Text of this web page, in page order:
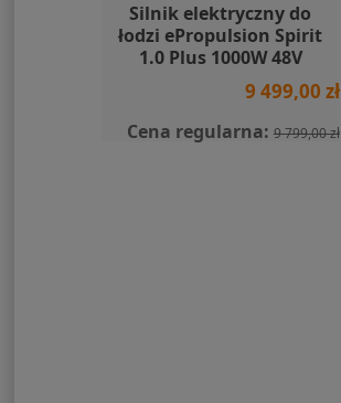
Silnik elektryczny do
łodzi ePropulsion Spirit
1.0 Plus 1000W 48V
9 499,00 zł
Cena regularna: 9 799,00 zł